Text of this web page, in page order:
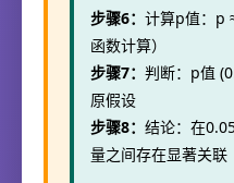
步骤6： 计算p值：p
函数计算）
步骤7： 判断：p值
原假设
步骤8： 结论：在
量之间存在显著关联